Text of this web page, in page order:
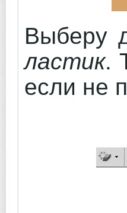
Выберу
ластик.
если не